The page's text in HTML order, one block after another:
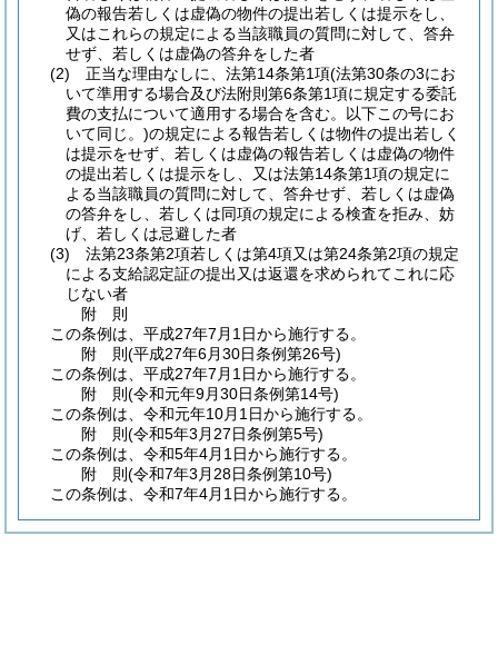
偽の報告若しくは虚偽の物件の提出若しくは提示をし、
又はこれらの規定による当該職員の質問に対して、答弁
せず、若しくは虚偽の答弁をした者
(2)
正当な理由なしに、法第14条第1項(法第30条の3にお
いて準用する場合及び法附則第6条第1項に規定する委託
費の支払について適用する場合を含む。以下この号にお
いて同じ。)の規定による報告若しくは物件の提出若しく
は提示をせず、若しくは虚偽の報告若しくは虚偽の物件
の提出若しくは提示をし、又は法第14条第1項の規定に
よる当該職員の質問に対して、答弁せず、若しくは虚偽
の答弁をし、若しくは同項の規定による検査を拒み、妨
げ、若しくは忌避した者
(3)
法第23条第2項若しくは第4項又は第24条第2項の規定
による支給認定証の提出又は返還を求められてこれに応
じない者
附 則
この条例は、平成27年7月1日から施行する。
附 則(平成27年6月30日条例第26号)
この条例は、平成27年7月1日から施行する。
附 則(令和元年9月30日条例第14号)
この条例は、令和元年10月1日から施行する。
附 則(令和5年3月27日条例第5号)
この条例は、令和5年4月1日から施行する。
附 則(令和7年3月28日条例第10号)
この条例は、令和7年4月1日から施行する。